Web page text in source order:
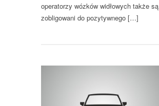
operatorzy wózków widłowych także są
zobligowani do pozytywnego […]